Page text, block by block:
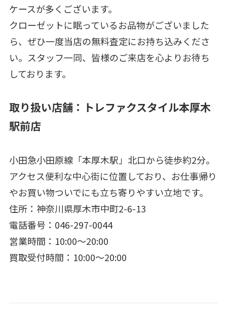
ケースが多くございます。
クローゼットに眠っているお品物がございました
ら、ぜひ一度当店の無料査定にお持ち込みくださ
い。スタッフ一同、皆様のご来店を心よりお待ち
しております。
取り扱い店舗：トレファクスタイル本厚木
駅前店
小田急小田原線「本厚木駅」北口から徒歩約2分。
アクセス便利な中心街に位置しており、お仕事帰り
やお買い物ついでにも立ち寄りやすい立地です。
住所：神奈川県厚木市中町2-6-13
電話番号：046-297-0044
営業時間：10:00～20:00
買取受付時間：10:00～20:00